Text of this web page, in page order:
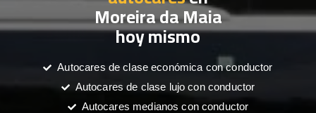
Moreira da Maia
hoy mismo
Autocares de clase económica con conductor
Autocares de clase lujo con conductor
Autocares medianos con conductor